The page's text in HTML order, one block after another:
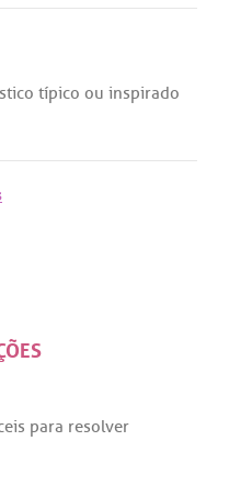
típico ou inspirado
para resolver